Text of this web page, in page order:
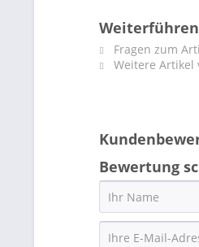
Fragen zum
Weitere
Bewertung